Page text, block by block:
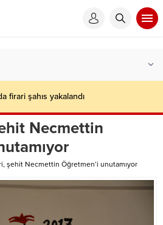
firari şahıs yakalandı
Necmettin
şehit Necmettin Öğretmen’i unutamıyor